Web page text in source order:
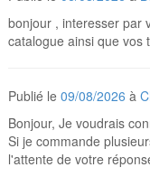
bonjour , interesser par
catalogue ainsi que vos
Publié le09/08/2026 à
Bonjour, Je voudrais
Si je commande
l'attente de votre